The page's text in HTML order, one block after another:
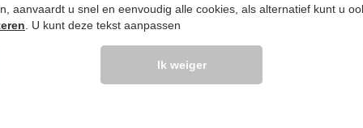
ZEGGEN
>>
aanvaardt u snel en eenvoudig alle cookies, als alternatief kunt u
. U kunt deze tekst aanpassen
Ik weiger